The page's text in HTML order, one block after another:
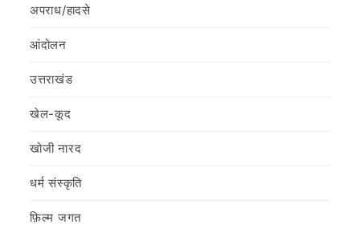
अपराध/हादसे
आंदोलन
उत्तराखंड
खेल-कूद
खोजी नारद
धर्म संस्कृति
फ़िल्‍म जगत